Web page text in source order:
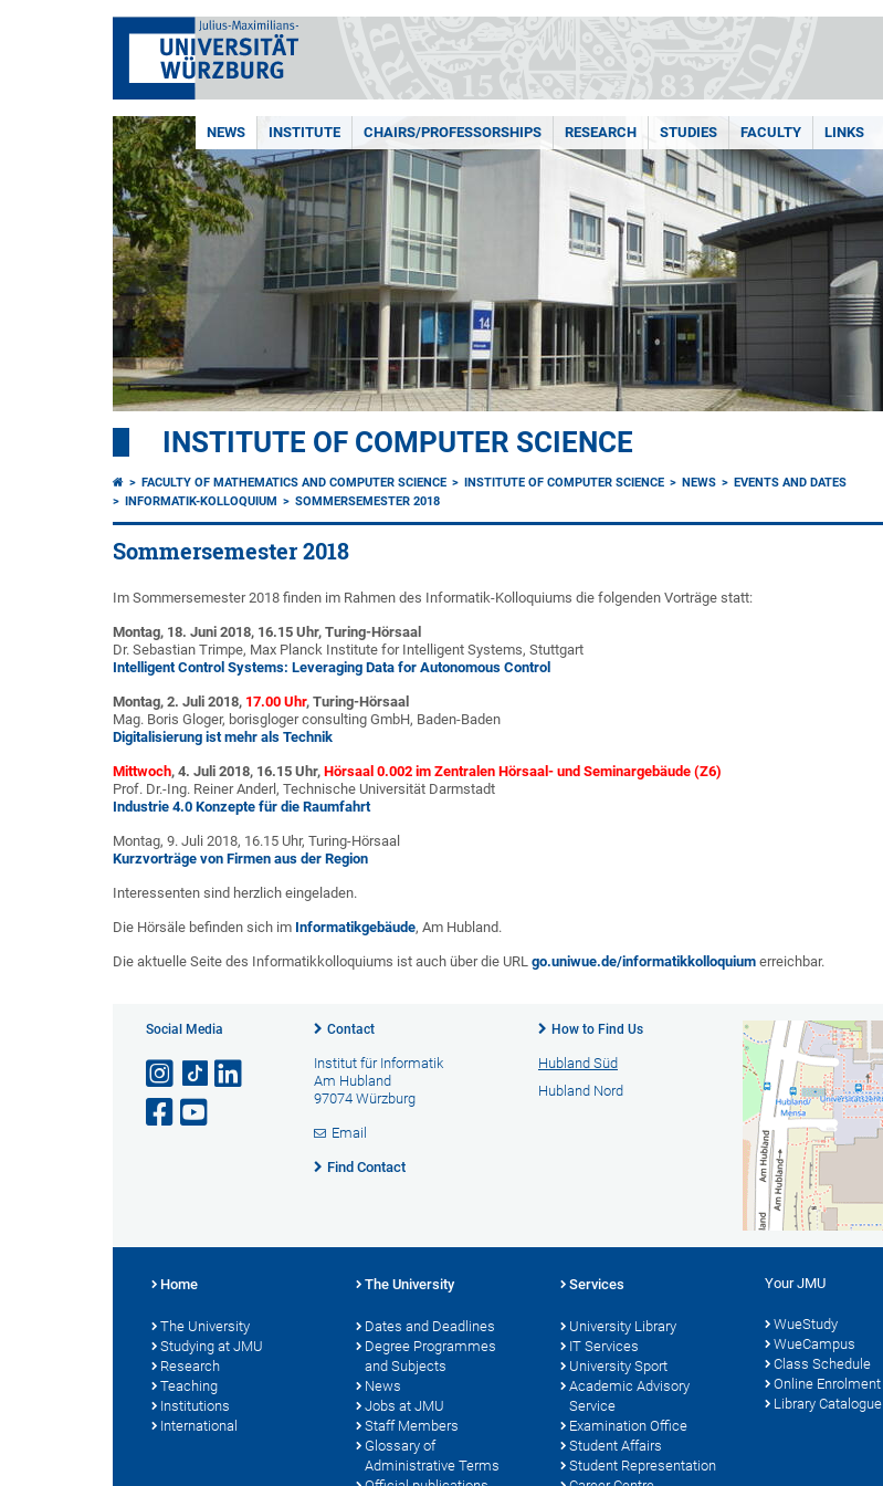
NEWS INSTITUTE CHAIRS/PROFESSORSHIPS RESEARCH STUDIES FACULTY LINKS
INSTITUTE OF COMPUTER SCIENCE
FACULTY OF MATHEMATICS AND COMPUTER SCIENCE INSTITUTE OF COMPUTER SCIENCE NEWS
EVENTS AND DATES
INFORMATIK-KOLLOQUIUM
SOMMERSEMESTER 2018
Sommersemester 2018
Im Sommersemester 2018 finden im Rahmen des Informatik-Kolloquiums die folgenden Vorträge statt:
Montag, 18. Juni 2018, 16.15 Uhr, Turing-Hörsaal
Dr. Sebastian Trimpe, Max Planck Institute for Intelligent Systems, Stuttgart
Intelligent Control Systems: Leveraging Data for Autonomous Control
Montag, 2. Juli 2018, 17.00 Uhr, Turing-Hörsaal
Mag. Boris Gloger, borisgloger consulting GmbH, Baden-Baden
Digitalisierung ist mehr als Technik
Mittwoch, 4. Juli 2018, 16.15 Uhr, Hörsaal 0.002 im Zentralen Hörsaal- und Seminargebäude (Z6)
Prof. Dr.-Ing. Reiner Anderl, Technische Universität Darmstadt
Industrie 4.0 Konzepte für die Raumfahrt
Montag, 9. Juli 2018, 16.15 Uhr, Turing-Hörsaal
Kurzvorträge von Firmen aus der Region
Interessenten sind herzlich eingeladen.
Die Hörsäle befinden sich im Informatikgebäude, Am Hubland.
Die aktuelle Seite des Informatikkolloquiums ist auch über die URL go.uniwue.de/informatikkolloquium erreichbar.
Social Media Contact
Institut für Informatik
Am Hubland
97074 Würzburg
Email
Find Contact
How to Find Us
Hubland Süd
Hubland Nord
Home
The University
Studying at JMU
Research
Teaching
Institutions
International
The University
Dates and Deadlines
Degree Programmes
and Subjects
News
Jobs at JMU
Staff Members
Glossary of
Administrative Terms
Services
University Library
IT Services
University Sport
Academic Advisory
Service
Examination Office
Student Affairs
Student Representation
Your JMU
WueStudy
WueCampus
Class Schedule
Online Enrolment
Library Catalogue